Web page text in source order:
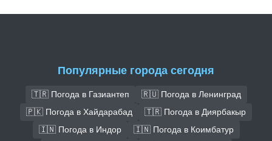
Популярные города сегодня
🇹🇷 Погода в Газиантеп
🇷🇺 Погода в Ленинград
🇵🇰 Погода в Хайдарабад
🇹🇷 Погода в Диярбакыр
🇮🇳 Погода в Индор
🇮🇳 Погода в Коимбатур